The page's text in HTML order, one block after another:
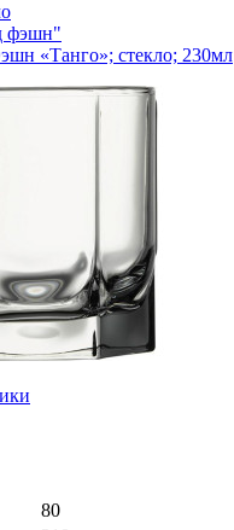
фэшн"
«Танго»; стекло; 230мл
80